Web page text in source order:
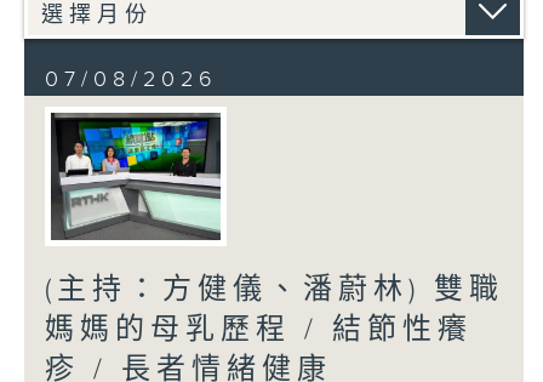
07/08/2026
(主持：方健儀、潘蔚林) 雙職
媽媽的母乳歷程 / 結節性癢
疹 / 長者情緒健康